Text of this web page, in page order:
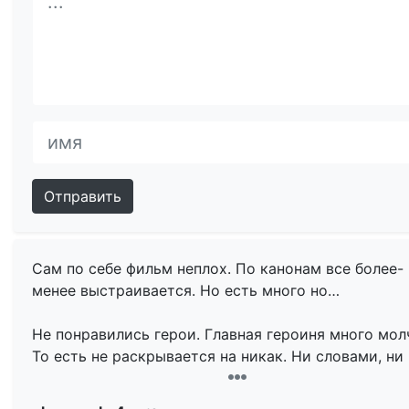
Отправить
Сам по себе фильм неплох. По канонам все более-
менее выстраивается. Но есть много но…
Не понравились герои. Главная героиня много
То есть не раскрывается на никак. Ни словами, ни
окружением, ни вещами своими или обстановкой